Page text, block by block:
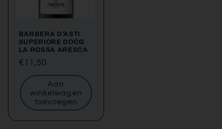
BARBERA D'ASTI
SUPERIORE DOCG
LA ROSSA ARESCA
Normale
prijs
€11,50
Aan
winkelwagen
toevoegen